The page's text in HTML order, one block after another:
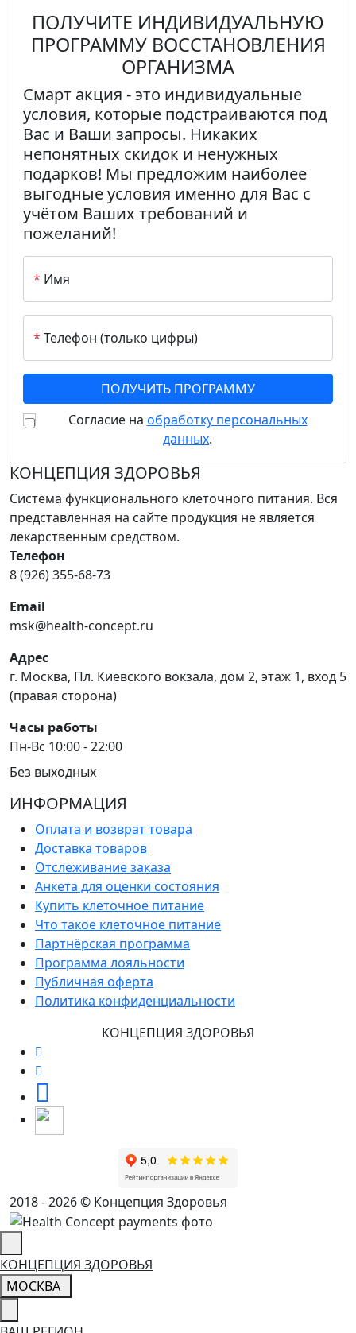
ПОЛУЧИТЕ ИНДИВИДУАЛЬНУЮ
ПРОГРАММУ ВОССТАНОВЛЕНИЯ
ОРГАНИЗМА
Смарт акция - это индивидуальные
условия, которые подстраиваются под
Вас и Ваши запросы. Никаких
непонятных скидок и ненужных
подарков! Мы предложим наиболее
выгодные условия именно для Вас с
учётом Ваших требований и
пожеланий!
* Имя
* Телефон (только цифры)
Согласие на обработку персональных
данных.
КОНЦЕПЦИЯ ЗДОРОВЬЯ
Система функционального клеточного питания. Вся
представленная на сайте продукция не является
лекарственным средством.
Телефон
8 (926) 355-68-73
Email
msk@health-concept.ru
Адрес
г. Москва, Пл. Киевского вокзала, дом 2, этаж 1, вход 5
(правая сторона)
Часы работы
Пн-Вс 10:00 - 22:00
Без выходных
ИНФОРМАЦИЯ
Оплата и возврат товара
Доставка товаров
Отслеживание заказа
Анкета для оценки состояния
Купить клеточное питание
Что такое клеточное питание
Партнёрская программа
Программа лояльности
Публичная оферта
Политика конфиденциальности
КОНЦЕПЦИЯ ЗДОРОВЬЯ
2018 - 2026 © Концепция Здоровья
КОНЦЕПЦИЯ ЗДОРОВЬЯ
МОСКВА